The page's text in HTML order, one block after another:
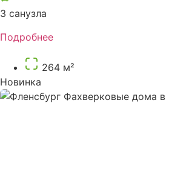
3 санузла
Подробнее
264 м²
Новинка